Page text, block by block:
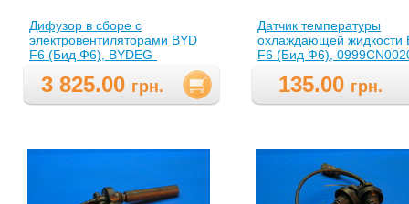
Дифузор в сборе с
электровентиляторами BYD
F6 (Бид Ф6), BYDEG-
3 825.00 грн.
Датчик температуры
охлаждающей жидкости
F6 (Бид Ф6),
135.00 грн.